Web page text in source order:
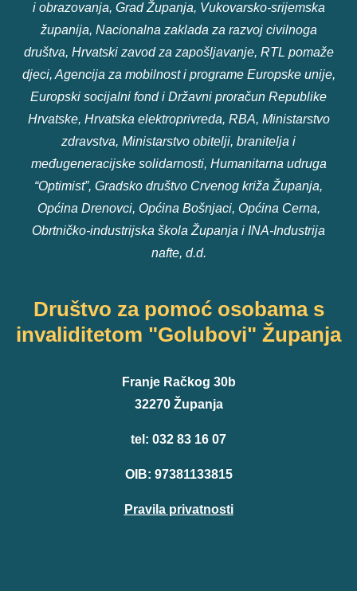
i obrazovanja, Grad Županja, Vukovarsko-srijemska
županija, Nacionalna zaklada za razvoj civilnoga
društva, Hrvatski zavod za zapošljavanje, RTL pomaže
djeci, Agencija za mobilnost i programe Europske unije,
Europski socijalni fond i Državni proračun Republike
Hrvatske, Hrvatska elektroprivreda, RBA, Ministarstvo
zdravstva, Ministarstvo obitelji, branitelja i
međugeneracijske solidarnosti, Humanitarna udruga
“Optimist”, Gradsko društvo Crvenog križa Županja,
Općina Drenovci, Općina Bošnjaci, Općina Cerna,
Obrtničko-industrijska škola Županja i INA-Industrija
nafte, d.d.
Društvo za pomoć osobama s
invaliditetom "Golubovi" Županja
Franje Račkog 30b
32270 Županja
tel: 032 83 16 07
OIB: 97381133815
Pravila privatnosti